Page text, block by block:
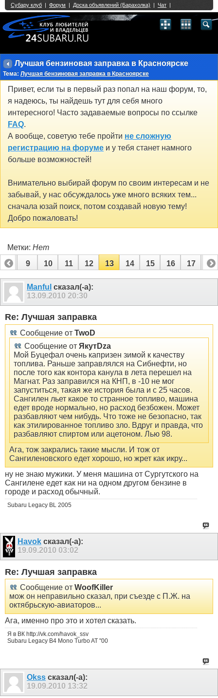
Лучшая бензиновая заправка в Красноярске
Тема: Лучшая бензиновая заправка в Красноярске
Привет, если ты в первый раз попал на наш форум, то,
я надеюсь, ты найдешь тут для себя много
интересного! Часто задаваемые вопросы по ссылке
FAQ.
А вообще, советую тебе пройти не сложную
регистрацию на форуме и у тебя станет намного
больше возможностей!
Внимательно выбирай форум по своим интересам и не
забывай, у нас обсуждалось уже много всяких тем...
сначала юзай поиск, потом создавай новую тему!
Добро пожаловать!
Метки: Нет
8
9 10 11 12 13 14 15 16 17 18
26 27 28
Manful сказал(-а):
13.09.2010 20:30
Re: Лучшая заправка
Сообщение от TwoD
Сообщение от ЯкутDza
Мой Буцефал очень капризен зимой к качеству
топлива. Раньше заправлялся на Сибнефти, но
после того как контора канула в лета перешел на
Магнат. Раз заправился на КНП, в -10 не мог
запуститься, такая же история была и с 25 часов.
Сангилен льет какое то странное топливо, машина
едет вроде нормально, но расход безбожен. Может
разбавляют чем нибудь. Что тоже не безопасно, так
как этилированное топливо зло. Вдруг и правда, что
разбавляют спиртом или ацетоном. Лью 98.
Ага, тож закрались такие мысли. И тож от
Сангиленовского едет хорошо, но жрет как икру...
ну не знаю мужики. У меня машина от Сургутского на
Сангилене едет как ни на одном другом бензине в
городе и расход обычный.
Subaru Legacy BL 2005
Havokсказал(-а):
19.09.2010 03:02
Re: Лучшая заправка
Сообщение от WoofKiller
мож он неправильно сказал, при съезде с П.Ж. на
октябрьскую-авиаторов...
Ага, именно про это и хотел сказать.
Я в ВК http://vk.com/havok_ssv
Subaru Legacy B4 Mono Turbo AT "00
Okss сказал(-а):
19.09.2010 13:32
Single Sign On provided byvBSSO
2 3 4 5 6 7 8 9 10 11 12 13 14 15 16 17 18 21 22 23 24 25 26
27 28 29 30 31 32 33 40 41 42 43